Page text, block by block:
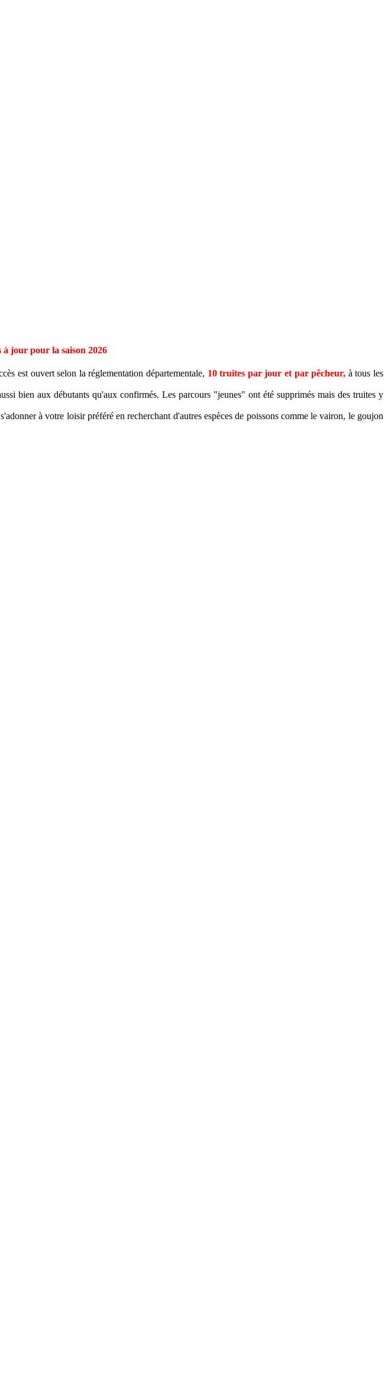
à jour pour la saison 2026
est ouvert selon la réglementation départementale, 10 truites par jour et par pêcheur, à tous les
bien aux débutants qu'aux confirmés. Les parcours "jeunes" ont été supprimés mais des truites y
à votre loisir préféré en recherchant d'autres espèces de poissons comme le vairon, le goujon